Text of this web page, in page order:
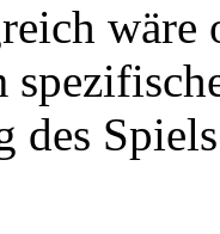
wäre
des